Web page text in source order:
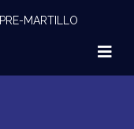
PRE-MARTILLO